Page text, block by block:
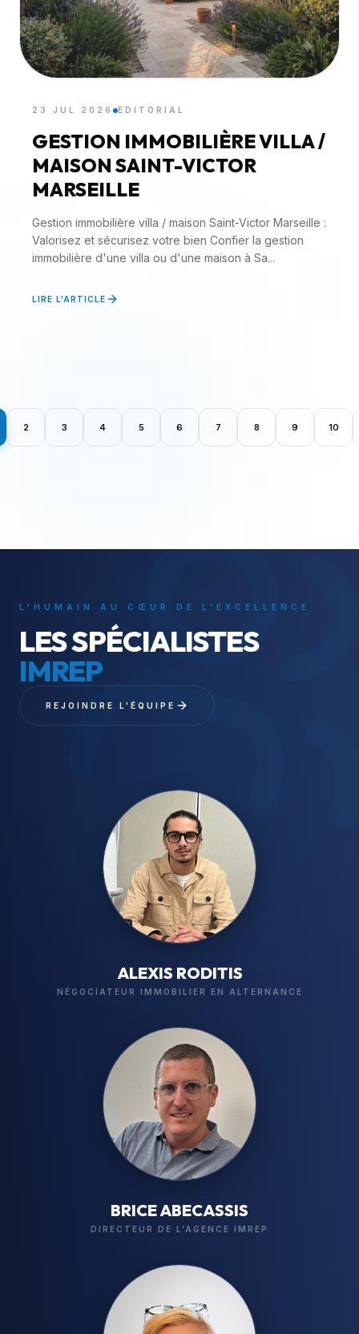
23 JUL 2026 EDITORIAL
GESTION IMMOBILIÈRE VILLA /
MAISON SAINT-VICTOR
MARSEILLE
Gestion immobilière villa / maison Saint-Victor Marseille :
Valorisez et sécurisez votre bien Confier la gestion
immobilière d'une villa ou d'une maison à Sa...
LIRE L'ARTICLE
2 3 4 5 6 7 8 9 10
L'HUMAIN AU CŒUR DE L'EXCELLENCE
LES SPÉCIALISTES
IMREP
REJOINDRE L'ÉQUIPE
ALEXIS RODITIS
NÉGOCIATEUR IMMOBILIER EN ALTERNANCE
BRICE ABECASSIS
DIRECTEUR DE L’AGENCE IMREP